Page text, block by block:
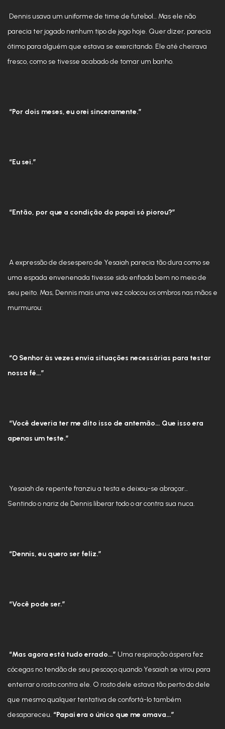
Dennis usava um uniforme de time de futebol… Mas ele não
parecia ter jogado nenhum tipo de jogo hoje. Quer dizer, parecia
ótimo para alguém que estava se exercitando. Ele até cheirava
fresco, como se tivesse acabado de tomar um banho.
“Por dois meses, eu orei sinceramente.”
“Eu sei.”
“Então, por que a condição do papai só piorou?”
A expressão de desespero de Yesaiah parecia tão dura como se
uma espada envenenada tivesse sido enfiada bem no meio de
seu peito. Mas, Dennis mais uma vez colocou os ombros nas mãos e
murmurou:
“O Senhor às vezes envia situações necessárias para testar
nossa fé…”
“Você deveria ter me dito isso de antemão… Que isso era
apenas um teste.”
Yesaiah de repente franziu a testa e deixou-se abraçar…
Sentindo o nariz de Dennis liberar todo o ar contra sua nuca.
“Dennis, eu quero ser feliz.”
“Você pode ser.”
“Mas agora está tudo errado…” Uma respiração áspera fez
cócegas no tendão de seu pescoço quando Yesaiah se virou para
enterrar o rosto contra ele. O rosto dele estava tão perto do dele
que mesmo qualquer tentativa de confortá-lo também
desapareceu. “Papai era o único que me amava…”